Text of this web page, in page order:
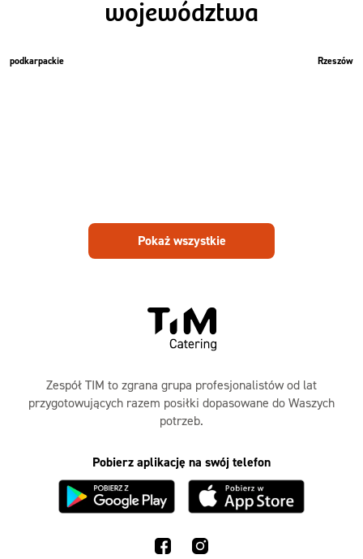
województwa
podkarpackie Rzeszów
Pokaż wszystkie
Zespół TIM to zgrana grupa profesjonalistów od lat
przygotowujących razem posiłki dopasowane do Waszych
potrzeb.
Pobierz aplikację na swój telefon